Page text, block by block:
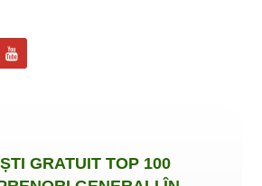
GRATUIT TOP 100